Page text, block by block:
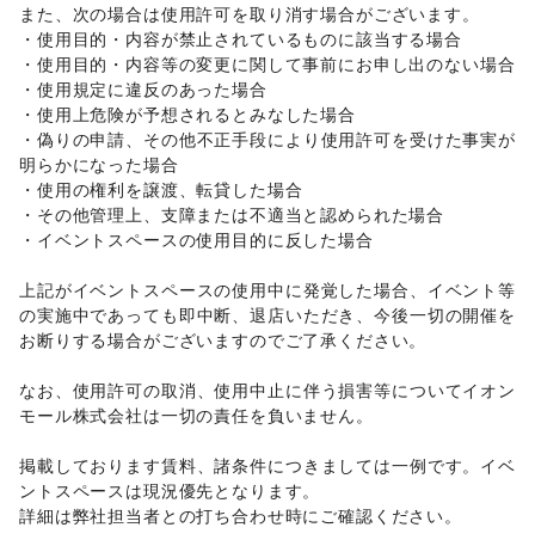
美容・健康・医療
ジム・フィットネス/ダイエット・健康グッズ/
美容・コスメ・香水/ヘアケア・シャンプー/美容家電/
ヘアサロン・ネイルサロン/マッサージ・整体
エステ・美容サービス/健康食品・サプリメント
女性用品・フェムテック/コンタクトレンズ/医療・医薬品
/その他美容・健康
エンタメ・ガジェット
PC・スマートフォン/ スマホアクセサリー /ガジェット
ゲーム /アニメ/コミック・マンガ/ アイドル・芸能人
Webメディア・アプリ/テレビ・ドラマ 映画/
音楽・ライブ/演劇/占い/ 公営競技・宝くじ/
その他エンタメ・ガジェット
絵画・書/写真・イラストレーション/ 立体作品・彫刻/
その他アート・デザイン
レジャー・スポーツ
バスケットボール/ゴルフ/その他レジャー・スポーツ
車・バイク・モビリティ
車/バイク・オートバイ/自転車・ロードバイク/
また、次の場合は使用許可を取り消す場合がございます。
・使用目的・内容が禁止されているものに該当する場合
・使用目的・内容等の変更に関して事前にお申し出のない場合
・使用規定に違反のあった場合
・使用上危険が予想されるとみなした場合
・偽りの申請、その他不正手段により使用許可を受けた事実が
明らかになった場合
・使用の権利を譲渡、転貸した場合
・その他管理上、支障または不適当と認められた場合
・イベントスペースの使用目的に反した場合
上記がイベントスペースの使用中に発覚した場合、イベント等
の実施中であっても即中断、退店いただき、今後一切の開催を
お断りする場合がございますのでご了承ください。
なお、使用許可の取消、使用中止に伴う損害等についてイオン
モール株式会社は一切の責任を負いません。
掲載しております賃料、諸条件につきましては一例です。イベ
ントスペースは現況優先となります。
詳細は弊社担当者との打ち合わせ時にご確認ください。